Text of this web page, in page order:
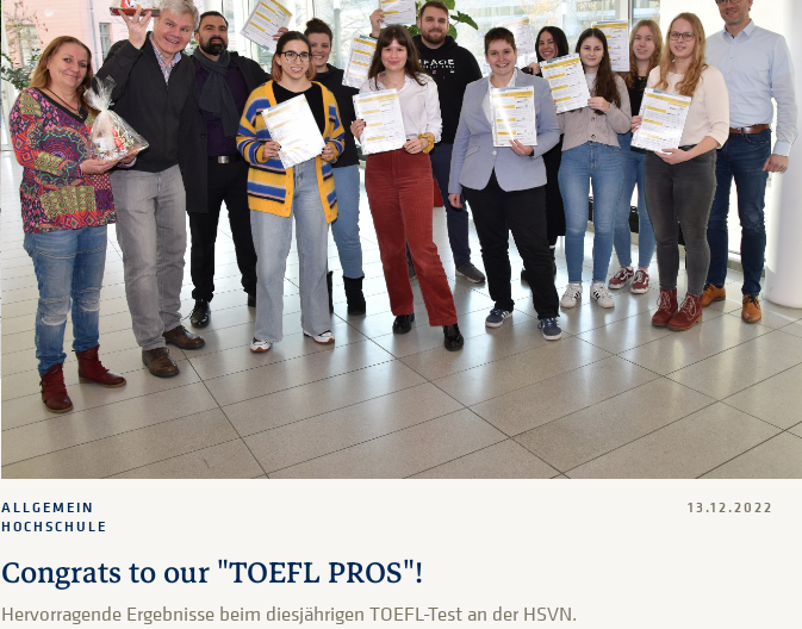
Congrats to our "TOEFL PROS"!
ALLGEMEIN
HOCHSCHULE
13.12.2022
Hervorragende Ergebnisse beim diesjährigen TOEFL-Test an der HSVN.